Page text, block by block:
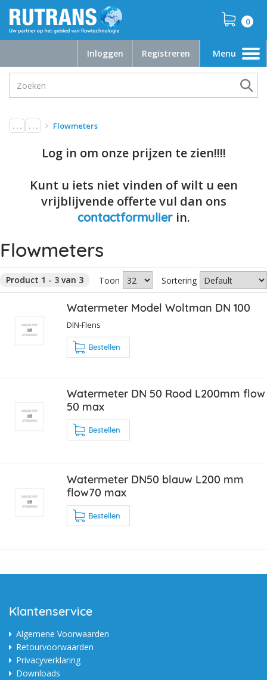
0
Inloggen Registreren
Toggle
navigation
Menu
. . . . . . Flowmeters
Log in om onze prijzen te zien!!!!
Kunt u iets niet vinden of wilt u een
vrijblijvende offerte vul dan ons
contactformulier in.
Flowmeters
Product 1 - 3 van 3 Toon Sortering
Watermeter Model Woltman DN 100
DIN-Flens
Bestellen
Watermeter DN 50 Rood L200mm flow
50 max
Bestellen
Watermeter DN50 blauw L200 mm
flow70 max
Bestellen
Klantenservice
Algemene Voorwaarden
Retourvoorwaarden
Privacyverklaring
Downloads